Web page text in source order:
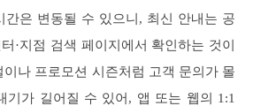
간은 변동될 수 있으니, 최신 안내는 공
·지점 검색 페이지에서 확인하는 것이
나 프로모션 시즌처럼 고객 문의가 몰
기가 길어질 수 있어, 앱 또는 웹의 1:1